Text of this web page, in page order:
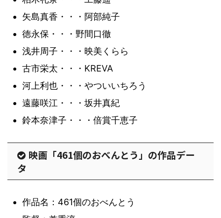
矢島真香・・・阿部純子
徳永保・・・野間口徹
浅井周子・・・映美くらら
古市栄太・・・KREVA
河上利也・・・やついいちろう
遠藤咲江・・・坂井真紀
鈴本奈津子・・・倍賞千恵子
映画「461個のおべんとう」の作品デー
タ
作品名：461個のおべんとう